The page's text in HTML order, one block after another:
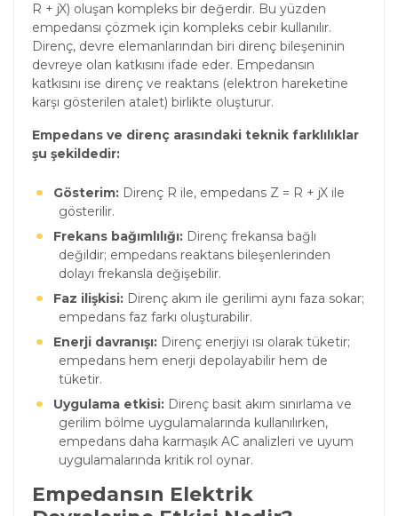
R + jX) oluşan kompleks bir değerdir. Bu yüzden
empedansı çözmek için kompleks cebir kullanılır.
Direnç, devre elemanlarından biri direnç bileşeninin
devreye olan katkısını ifade eder. Empedansın
katkısını ise direnç ve reaktans (elektron hareketine
karşı gösterilen atalet) birlikte oluşturur.
Empedans ve direnç arasındaki teknik farklılıklar
şu şekildedir:
Gösterim: Direnç R ile, empedans Z = R + jX ile
gösterilir.
Frekans bağımlılığı: Direnç frekansa bağlı
değildir; empedans reaktans bileşenlerinden
dolayı frekansla değişebilir.
Faz ilişkisi: Direnç akım ile gerilimi aynı faza sokar;
empedans faz farkı oluşturabilir.
Enerji davranışı: Direnç enerjiyi ısı olarak tüketir;
empedans hem enerji depolayabilir hem de
tüketir.
Uygulama etkisi: Direnç basit akım sınırlama ve
gerilim bölme uygulamalarında kullanılırken,
empedans daha karmaşık AC analizleri ve uyum
uygulamalarında kritik rol oynar.
Empedansın Elektrik